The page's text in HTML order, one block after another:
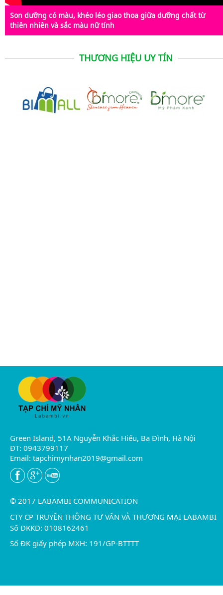
Son dưỡng có màu, khéo léo giao thoa giữa dưỡng chất từ
thiên nhiên và sắc màu nữ tính
THƯƠNG HIỆU UY TÍN
Green Island, 51A Nguyễn Khắc Hiếu, Ba Đình, Hà Nội
ĐT: 0943799117
Email: tapchimynhan2019@gmail.com
© 2017 LABAMBI COMMUNICATION
CTY CP TRUYỀN THÔNG TƯ VẤN VÀ THƯƠNG MẠI LABAMBI
Số ĐKKD: 0108162461
Số ĐK giấy phép MXH: 191/GP-BTTTT